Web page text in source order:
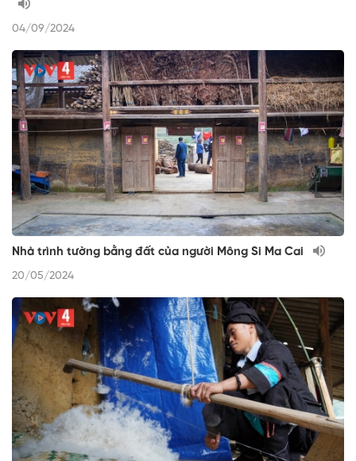
04/09/2024
Nhà trình tường bằng đất của người Mông Si Ma Cai
20/05/2024